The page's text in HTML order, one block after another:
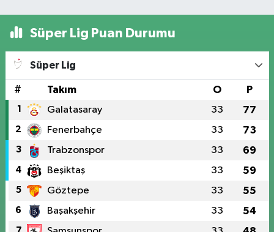
Süper Lig Puan Durumu
Süper Lig
# Takım O P
1 Galatasaray 33 77
2 Fenerbahçe 33 73
3 Trabzonspor 33 69
4 Beşiktaş 33 59
5 Göztepe 33 55
6 Başakşehir 33 54